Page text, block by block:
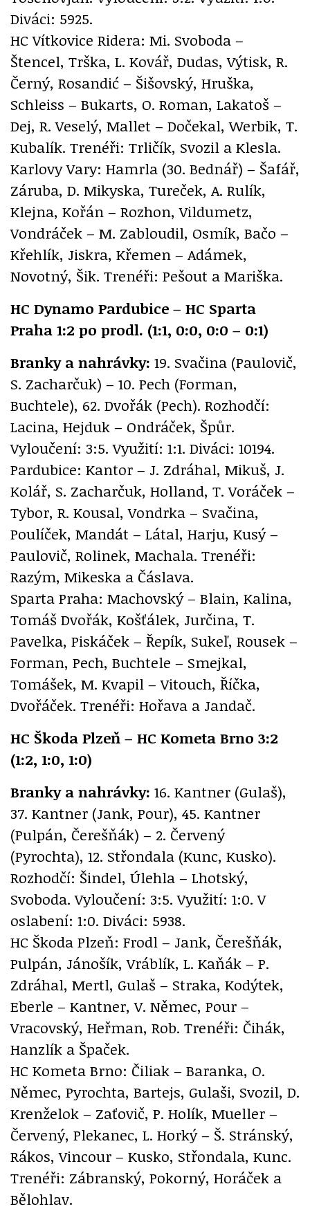
Diváci: 5925.
HC Vítkovice Ridera: Mi. Svoboda –
Štencel, Trška, L. Kovář, Dudas, Výtisk, R.
Černý, Rosandić – Šišovský, Hruška,
Schleiss – Bukarts, O. Roman, Lakatoš –
Dej, R. Veselý, Mallet – Dočekal, Werbik, T.
Kubalík. Trenéři: Trličík, Svozil a Klesla.
Karlovy Vary: Hamrla (30. Bednář) – Šafář,
Záruba, D. Mikyska, Tureček, A. Rulík,
Klejna, Kořán – Rozhon, Vildumetz,
Vondráček – M. Zabloudil, Osmík, Bačo –
Křehlík, Jiskra, Křemen – Adámek,
Novotný, Šik. Trenéři: Pešout a Mariška.
HC Dynamo Pardubice – HC Sparta
Praha 1:2 po prodl. (1:1, 0:0, 0:0 – 0:1)
Branky a nahrávky: 19. Svačina (Paulovič,
S. Zacharčuk) – 10. Pech (Forman,
Buchtele), 62. Dvořák (Pech). Rozhodčí:
Lacina, Hejduk – Ondráček, Špůr.
Vyloučení: 3:5. Využití: 1:1. Diváci: 10194.
Pardubice: Kantor – J. Zdráhal, Mikuš, J.
Kolář, S. Zacharčuk, Holland, T. Voráček –
Tybor, R. Kousal, Vondrka – Svačina,
Poulíček, Mandát – Látal, Harju, Kusý –
Paulovič, Rolinek, Machala. Trenéři:
Razým, Mikeska a Čáslava.
Sparta Praha: Machovský – Blain, Kalina,
Tomáš Dvořák, Košťálek, Jurčina, T.
Pavelka, Piskáček – Řepík, Sukeľ, Rousek –
Forman, Pech, Buchtele – Smejkal,
Tomášek, M. Kvapil – Vitouch, Říčka,
Dvořáček. Trenéři: Hořava a Jandač.
HC Škoda Plzeň – HC Kometa Brno 3:2
(1:2, 1:0, 1:0)
Branky a nahrávky: 16. Kantner (Gulaš),
37. Kantner (Jank, Pour), 45. Kantner
(Pulpán, Čerešňák) – 2. Červený
(Pyrochta), 12. Střondala (Kunc, Kusko).
Rozhodčí: Šindel, Úlehla – Lhotský,
Svoboda. Vyloučení: 3:5. Využití: 1:0. V
oslabení: 1:0. Diváci: 5938.
HC Škoda Plzeň: Frodl – Jank, Čerešňák,
Pulpán, Jánošík, Vráblík, L. Kaňák – P.
Zdráhal, Mertl, Gulaš – Straka, Kodýtek,
Eberle – Kantner, V. Němec, Pour –
Vracovský, Heřman, Rob. Trenéři: Čihák,
Hanzlík a Špaček.
HC Kometa Brno: Čiliak – Baranka, O.
Němec, Pyrochta, Bartejs, Gulaši, Svozil, D.
Krenželok – Zaťovič, P. Holík, Mueller –
Červený, Plekanec, L. Horký – Š. Stránský,
Rákos, Vincour – Kusko, Střondala, Kunc.
Trenéři: Zábranský, Pokorný, Horáček a
Bělohlav.